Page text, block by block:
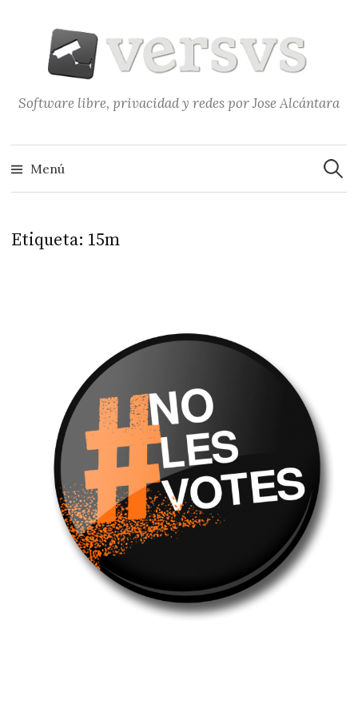
contenido
Software libre, privacidad y redes por Jose Alcántara
Menú
Etiqueta: 15m